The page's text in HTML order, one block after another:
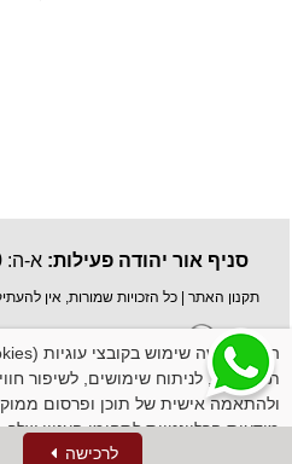
סניף אור יהודה פעילות: א-ה: 9:00-16:00 ו: 9:00-14:00
תקנון האתר | כל הזכויות שמורות, אין
לרכישה
תפעוליים, לניתוח שימושים, לשיפור
ולהתאמה אישית של תוכן ופרסום
מודעות הרלוונטיות לתחומי העניין